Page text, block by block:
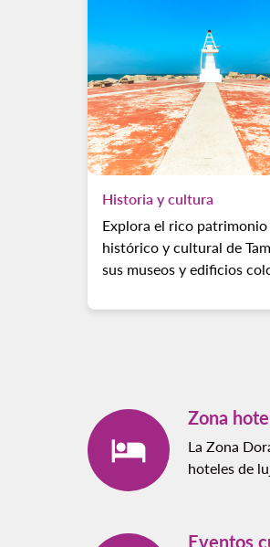
Historia y cultura
Explora el rico patrimonio
histórico y cultural de
sus museos y edificios
Zona
La Zona
hoteles de
Eventos